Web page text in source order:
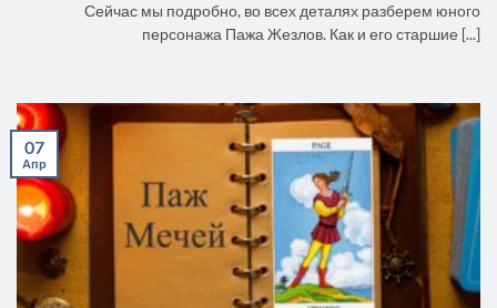
Сейчас мы подробно, во всех деталях разберем юного
персонажа Пажа Жезлов. Как и его старшие [...]
07
Апр